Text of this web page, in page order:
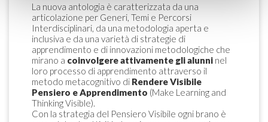
La nuova antologia è caratterizzata da una
articolazione per Generi, Temi e Percorsi
Interdisciplinari, da una metodologia aperta e
inclusiva e da una varietà di strategie di
apprendimento e di innovazioni metodologiche che
mirano a coinvolgere attivamente gli alunninel
loro processo di apprendimento attraverso il
metodo metacognitivo di Rendere Visibile
Pensiero e Apprendimento (Make Learning and
Thinking Visible).
Con la strategia del Pensiero Visibile ogni brano è